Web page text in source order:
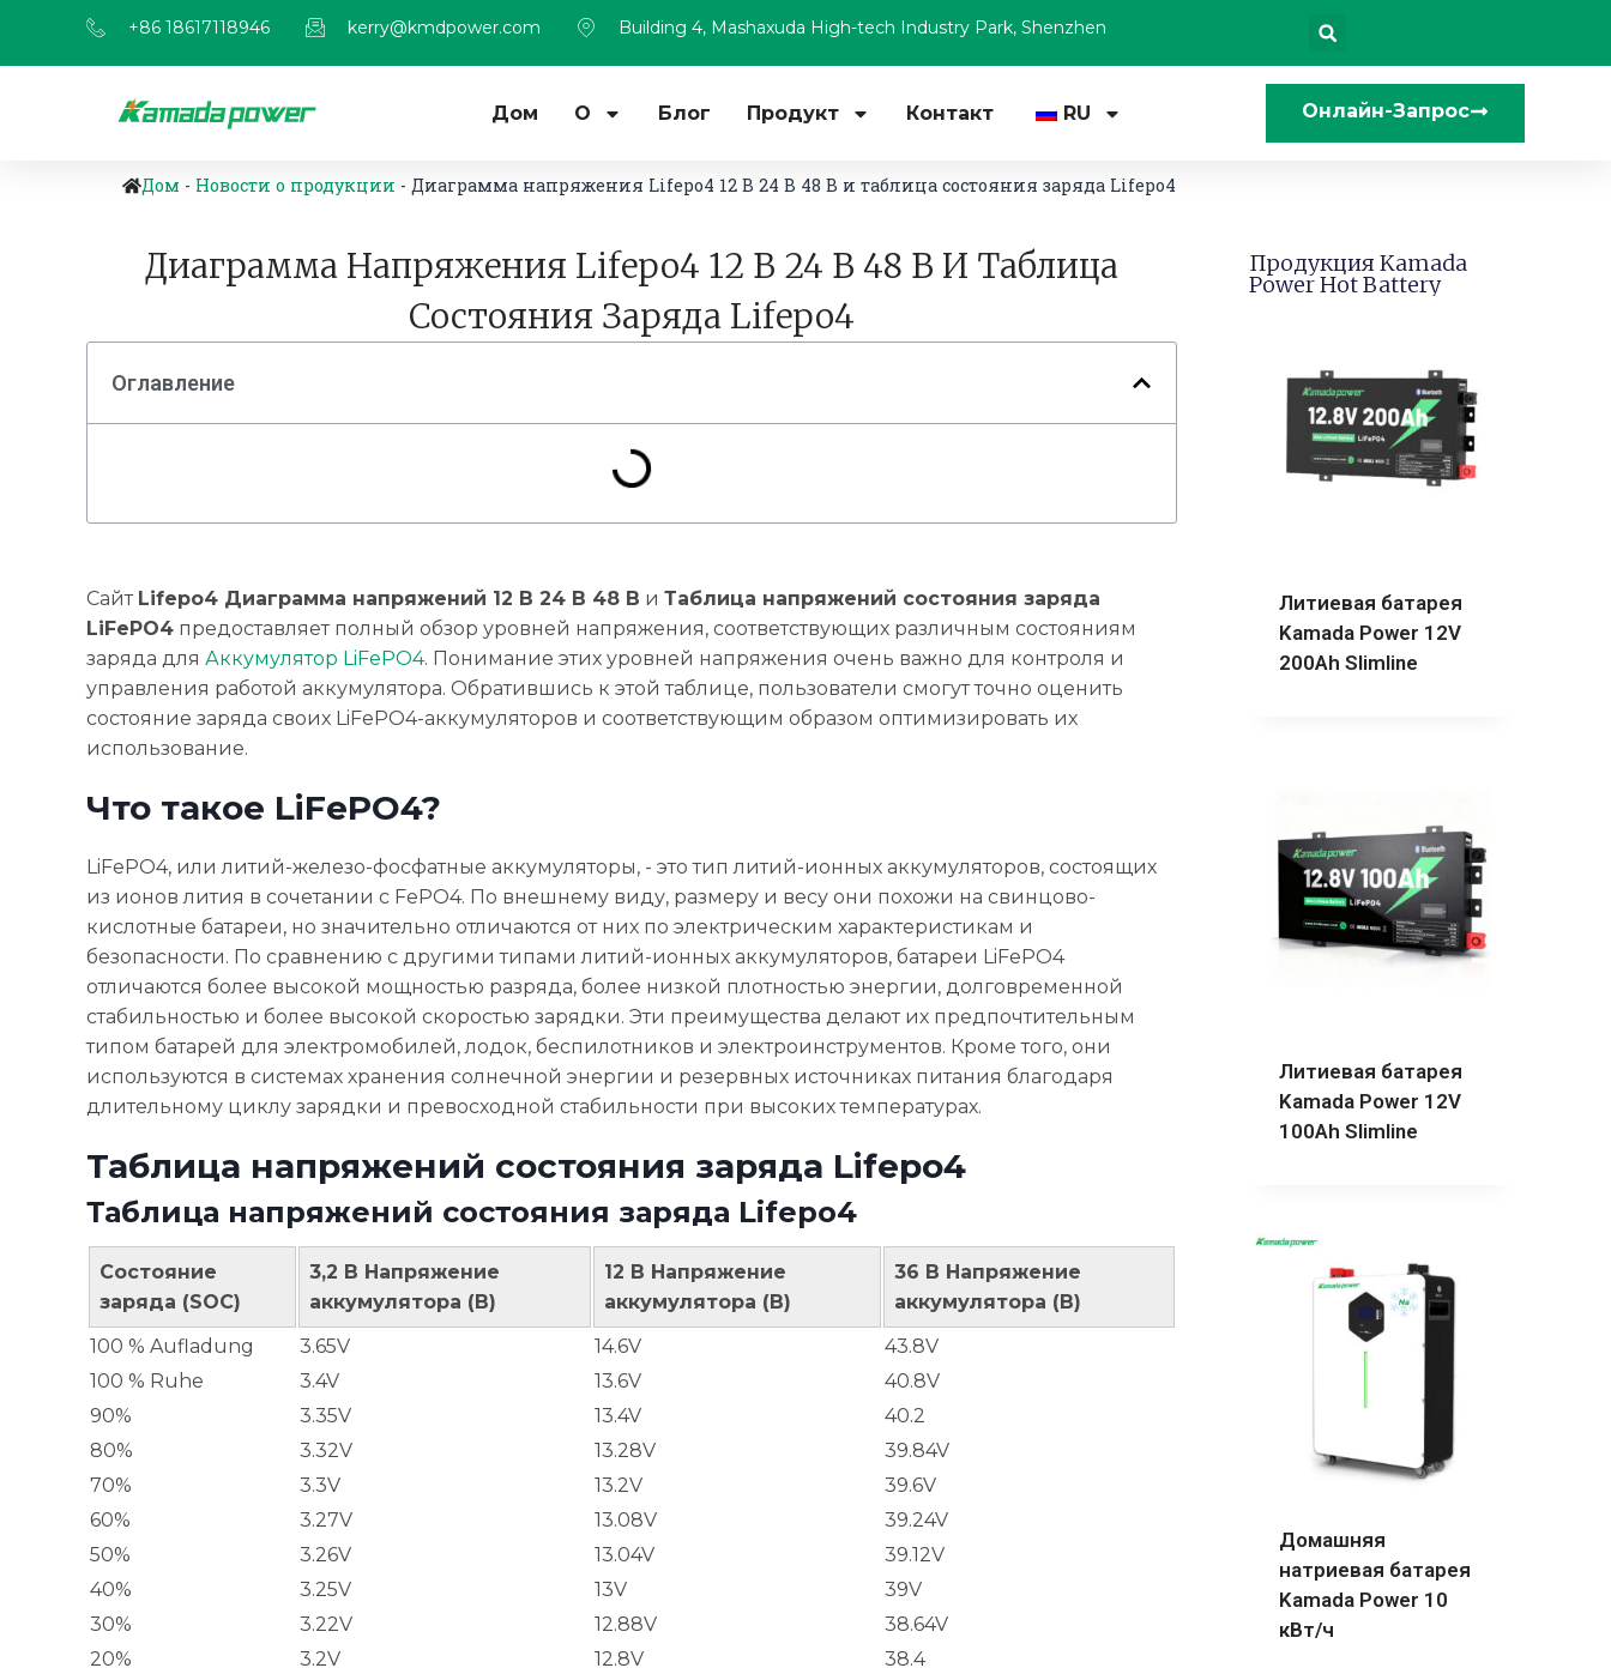
+86 18617118946 kerry@kmdpower.com Building 4, Mashaxuda High-tech Industry Park, Shenzhen
Дом О Блог Продукт Контакт RU Онлайн-Запрос
Дом - Новости о продукции - Диаграмма напряжения Lifepo4 12 В 24 В 48 В и таблица состояния заряда Lifepo4
Диаграмма Напряжения Lifepo4 12 В 24 В 48 В И Таблица
Состояния Заряда Lifepo4
Оглавление
Сайт Lifepo4 Диаграмма напряжений 12 В 24 В 48 В и Таблица напряжений состояния заряда
LiFePO4 предоставляет полный обзор уровней напряжения, соответствующих различным состояниям
заряда для Аккумулятор LiFePO4. Понимание этих уровней напряжения очень важно для контроля и
управления работой аккумулятора. Обратившись к этой таблице, пользователи смогут точно оценить
состояние заряда своих LiFePO4-аккумуляторов и соответствующим образом оптимизировать их
использование.
Что такое LiFePO4?
LiFePO4, или литий-железо-фосфатные аккумуляторы, - это тип литий-ионных аккумуляторов, состоящих
из ионов лития в сочетании с FePO4. По внешнему виду, размеру и весу они похожи на свинцово-
кислотные батареи, но значительно отличаются от них по электрическим характеристикам и
безопасности. По сравнению с другими типами литий-ионных аккумуляторов, батареи LiFePO4
отличаются более высокой мощностью разряда, более низкой плотностью энергии, долговременной
стабильностью и более высокой скоростью зарядки. Эти преимущества делают их предпочтительным
типом батарей для электромобилей, лодок, беспилотников и электроинструментов. Кроме того, они
используются в системах хранения солнечной энергии и резервных источниках питания благодаря
длительному циклу зарядки и превосходной стабильности при высоких температурах.
Таблица напряжений состояния заряда Lifepo4
Таблица напряжений состояния заряда Lifepo4
Состояние
заряда (SOC)
3,2 В Напряжение
аккумулятора (В)
12 В Напряжение
аккумулятора (В)
36 В Напряжение
аккумулятора (В)
100 % Aufladung
3.65V 14.6V
43.8V
100 % Ruhe
3.4V 13.6V
40.8V
90%
3.35V 13.4V
40.2
80%
3.32V 13.28V
39.84V
70%
3.3V 13.2V
39.6V
60%
3.27V 13.08V
39.24V
50%
3.26V 13.04V
39.12V
40%
3.25V 13V
39V
30%
3.22V 12.88V
38.64V
20%
3.2V 12.8V
38.4
Продукция Kamada
Power Hot Battery
Литиевая батарея
Kamada Power 12V
200Ah Slimline
Литиевая батарея
Kamada Power 12V
100Ah Slimline
Домашняя
натриевая батарея
Kamada Power 10
кВт/ч